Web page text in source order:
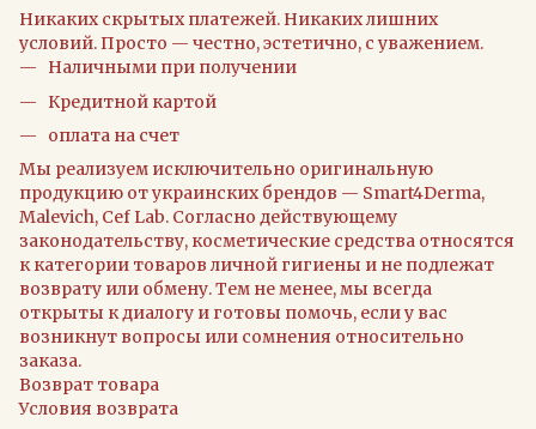
Никаких скрытых платежей. Никаких лишних
условий. Просто — честно, эстетично, с уважением.
Наличными при получении
Кредитной картой
оплата на счет
Мы реализуем исключительно оригинальную
продукцию от украинских брендов — Smart4Derma,
Malevich, Cef Lab. Согласно действующему
законодательству, косметические средства относятся
к категории товаров личной гигиены и не подлежат
возврату или обмену. Тем не менее, мы всегда
открыты к диалогу и готовы помочь, если у вас
возникнут вопросы или сомнения относительно
заказа.
Возврат товара
Условия возврата